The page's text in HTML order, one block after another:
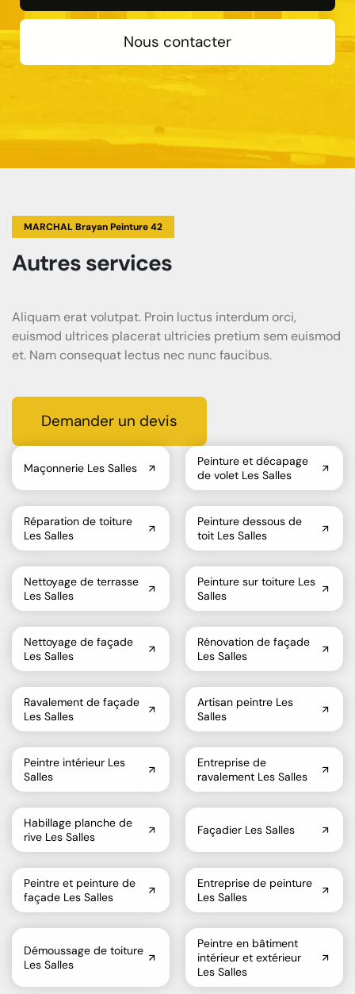
Nous contacter
MARCHAL Brayan Peinture 42
Autres services
Aliquam erat volutpat. Proin luctus interdum orci,
euismod ultrices placerat ultricies pretium sem euismod
et. Nam consequat lectus nec nunc faucibus.
Demander un devis
Maçonnerie Les Salles
Peinture et décapage
de volet Les Salles
Réparation de toiture
Les Salles
Peinture dessous de
toit Les Salles
Nettoyage de terrasse
Les Salles
Peinture sur toiture Les
Salles
Nettoyage de façade
Les Salles
Rénovation de façade
Les Salles
Ravalement de façade
Les Salles
Artisan peintre Les
Salles
Peintre intérieur Les
Salles
Entreprise de
ravalement Les Salles
Habillage planche de
rive Les Salles
Façadier Les Salles
Peintre et peinture de
façade Les Salles
Entreprise de peinture
Les Salles
Démoussage de toiture
Les Salles
Peintre en bâtiment
intérieur et extérieur
Les Salles